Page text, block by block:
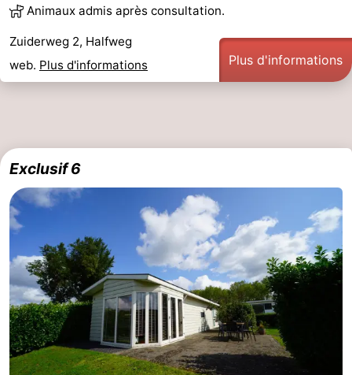
Animaux admis après consultation.
Zuiderweg 2, Halfweg
web. Plus d'informations Plus d'informations
Exclusif 6